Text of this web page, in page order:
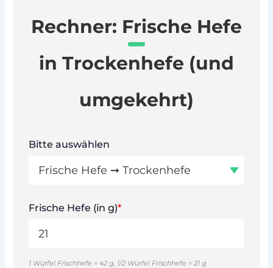
Rechner: Frische Hefe
in Trockenhefe (und
umgekehrt)
Bitte auswählen
Frische Hefe (in g)*
1 Würfel Frischhefe = 42 g, 1/2 Würfel Frischhefe = 21 g